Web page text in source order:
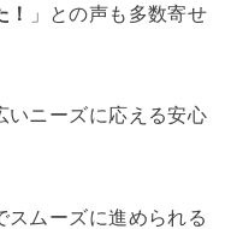
」との声も多数寄せ
いニーズに応える安心
スムーズに進められる